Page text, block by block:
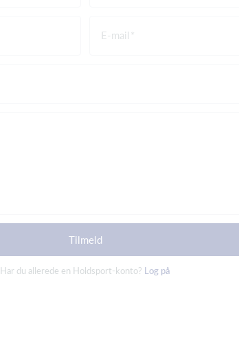
E-mail
Tilmeld
Har du allerede en Holdsport-konto? Log på